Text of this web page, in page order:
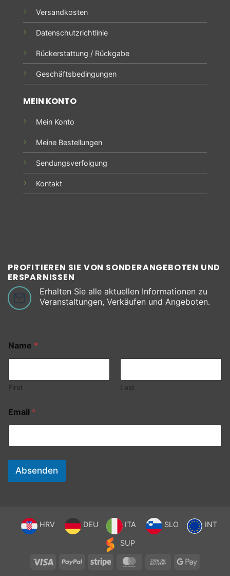
Versandkosten
Datenschutzrichtlinie
Rückerstattung / Rückgabe
Geschäftsbedingungen
MEIN KONTO
Mein Konto
Meine Bestellungen
Sendungsverfolgung
Kontakt
PROFITIEREN SIE VON SONDERANGEBOTEN UND
ERSPARNISSEN
Erhalten Sie alle aktuellen Informationen zu
Veranstaltungen, Verkäufen und Angeboten.
Name *
First Last
Email *
Absenden
HRV DEU ITA SLO INT
SUP
Visa PayPal Stripe MasterCardCash
Google